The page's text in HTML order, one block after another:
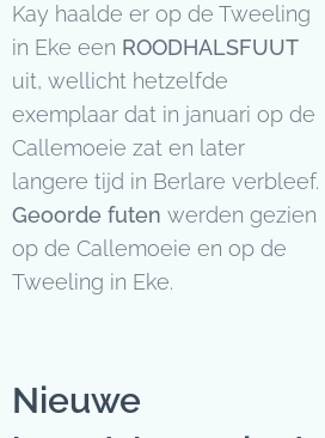
Kay haalde er op de Tweeling
in Eke een ROODHALSFUUT
uit, wellicht hetzelfde
exemplaar dat in januari op de
Callemoeie zat en later
langere tijd in Berlare verbleef.
Geoorde futen werden gezien
op de Callemoeie en op de
Tweeling in Eke.
Nieuwe